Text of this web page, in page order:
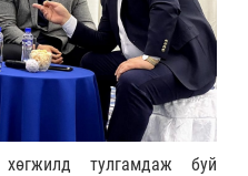
тулгамдаж буй